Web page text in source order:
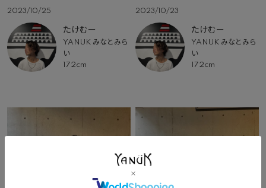
2023/10/25
たけむー
YANUK みなとみら
い
172cm
2023/10/23
たけむー
YANUK みなとみら
い
172cm